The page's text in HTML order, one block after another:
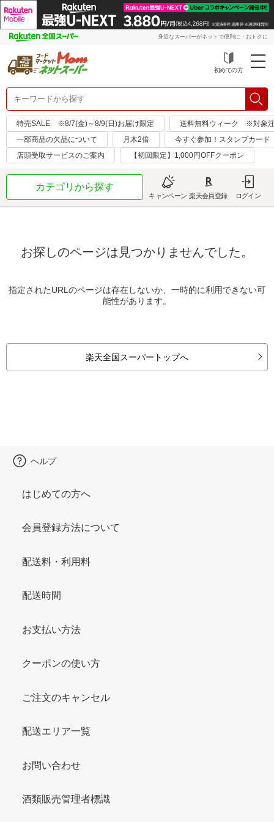
身近なスーパーがネットで便利に・おトクに
初めての方
特売SALE ※8/7(金)～8/9(日)お届け限定
送料無料ウィーク ※対象
一部商品の欠品について
月木2倍
今すぐ参加！スタンプカード
店頭受取サービスのご案内
【初回限定】1,000円OFFクーポン
カテゴリから探す
キャンペーン 楽天会員登録 ログイン
お探しのページは見つかりませんでした。
指定されたURLのページは存在しないか、一時的に利用できない可
能性があります。
楽天全国スーパートップへ
ヘルプ
はじめての方へ
会員登録方法について
配送料・利用料
配送時間
お支払い方法
クーポンの使い方
ご注文のキャンセル
配送エリア一覧
お問い合わせ
酒類販売管理者標識